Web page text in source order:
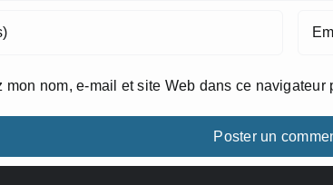
mon nom, e-mail et site Web dans ce